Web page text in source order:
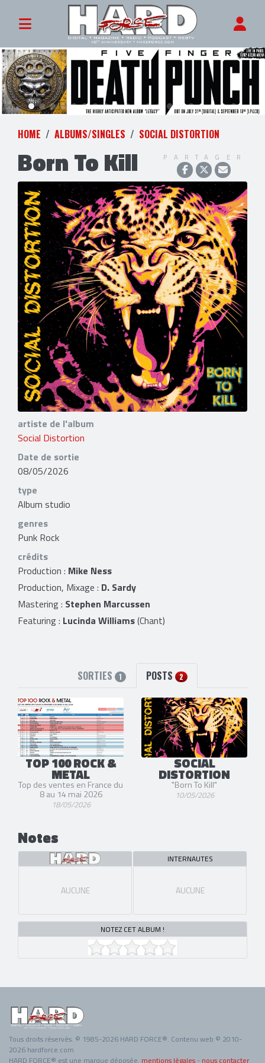
HOME ALBUMS/SINGLES SOCIAL DISTORTION
Born To Kill PARTAGER
artiste de l'album
Social Distortion
Date de sortie
08/05/2026
type
Album studio
genres
Punk Rock
crédits
Production : Mike Ness
Production, Mixage : D. Sardy
Mastering : Stephen Marcussen
Featuring : Lucinda Williams(Chant)
SORTIES 1 POSTS 2
TOP 100 ROCK &
METAL
Top des ventes en France du
8 au 14 mai 2026
18/05/2026
SOCIAL
DISTORTION
"Born To Kill"
10/05/2026
Notes
AUCUNE
INTERNAUTES
AUCUNE
NOTEZ CET ALBUM !
Tous droits réservés. © 1985-2026 HARD FORCE®. Contenu web © 2010-
2026 hardforce.com
HARD FORCE® est une marque déposée. mentions légales - nous contacter